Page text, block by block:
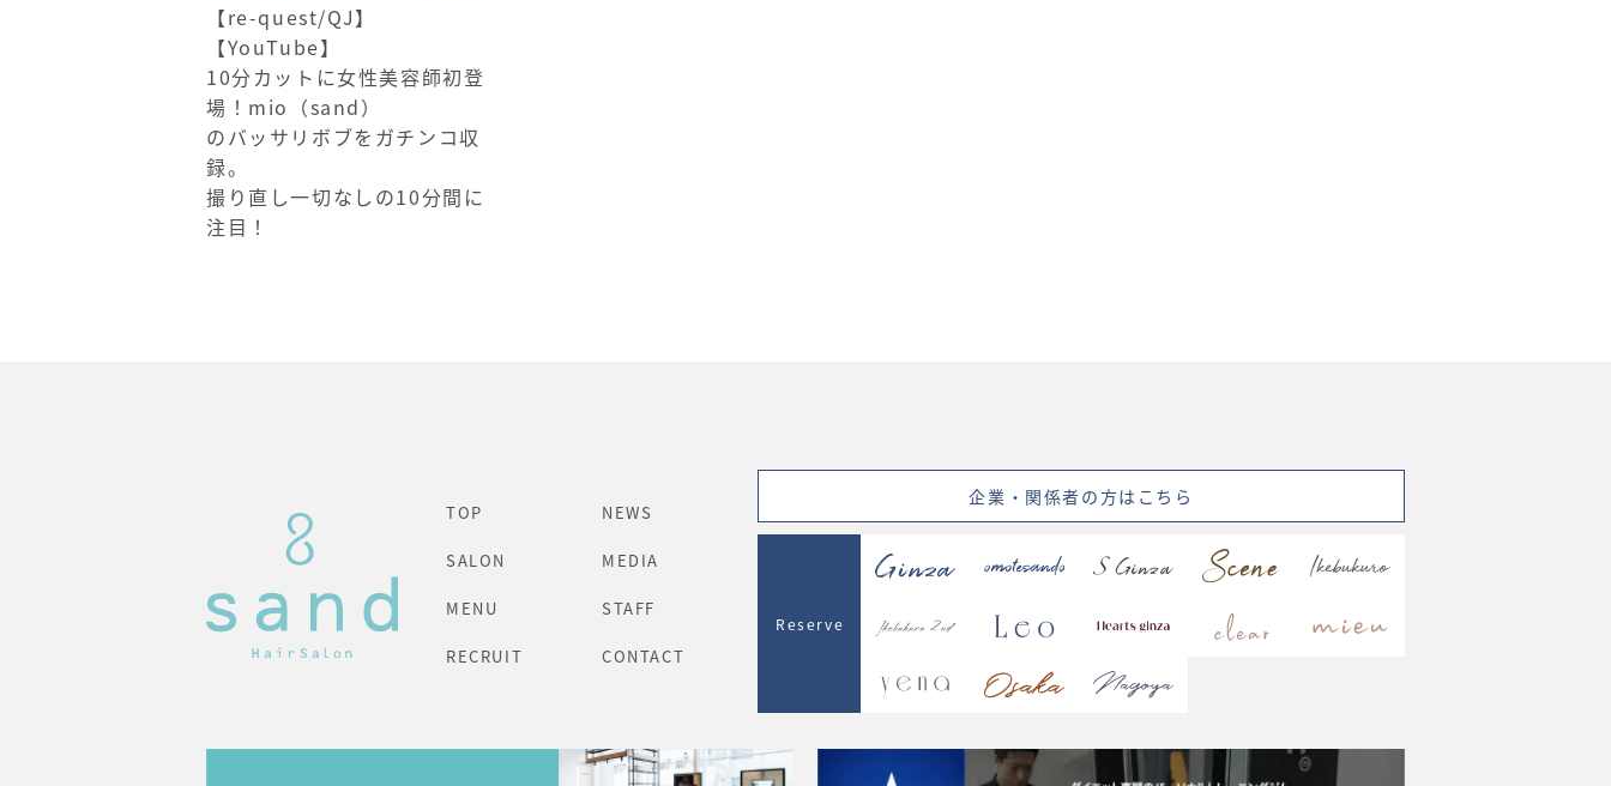
【re-quest/QJ】
【YouTube】
10分カットに女性美容師初登
場！mio（sand）
のバッサリボブをガチンコ収
録。
撮り直し一切なしの10分間に
注目！
TOP NEWS
SALON MEDIA
MENU STAFF
RECRUIT CONTACT
企業・関係者の方はこちら
Reserve